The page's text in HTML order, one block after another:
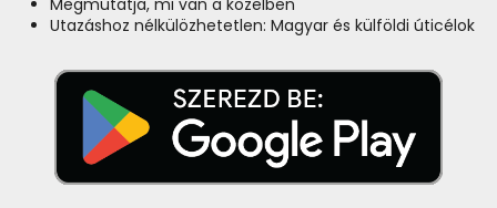
Megmutatja, mi van a közelben
Utazáshoz nélkülözhetetlen: Magyar és külföldi úticélok